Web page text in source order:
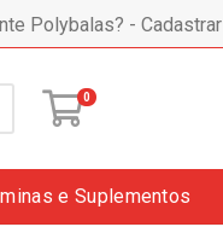
Polybalas? - Cadastrar
0
e Suplementos